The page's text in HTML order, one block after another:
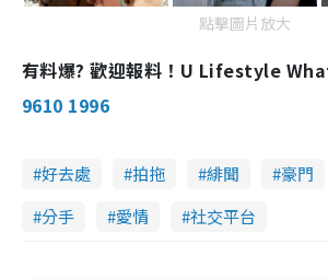
點擊圖片放大
有料爆? 歡迎報料！U Lifestyle
9610 1996
好去處 拍拖 緋聞 豪門
分手
愛情 社交平台